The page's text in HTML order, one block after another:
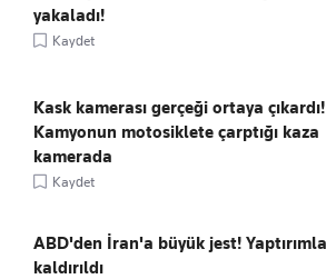
yakaladı!
Kaydet
Kask kamerası gerçeği ortaya çıkardı!
Kamyonun motosiklete çarptığı kaza
kamerada
Kaydet
ABD'den İran'a büyük jest!
kaldırıldı